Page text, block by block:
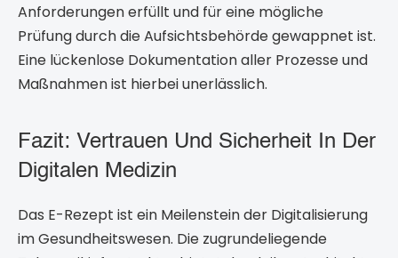
Anforderungen erfüllt und für eine mögliche
Prüfung durch die Aufsichtsbehörde gewappnet ist.
Eine lückenlose Dokumentation aller Prozesse und
Maßnahmen ist hierbei unerlässlich.
Fazit: Vertrauen Und Sicherheit In Der
Digitalen Medizin
Das E-Rezept ist ein Meilenstein der Digitalisierung
im Gesundheitswesen. Die zugrundeliegende